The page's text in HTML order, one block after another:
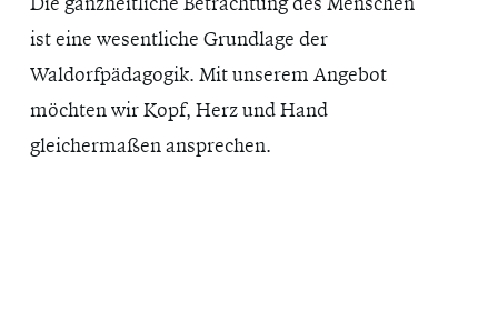
ist eine wesentliche Grundlage der
Waldorfpädagogik. Mit unserem Angebot
möchten wir Kopf, Herz und Hand
gleichermaßen ansprechen.